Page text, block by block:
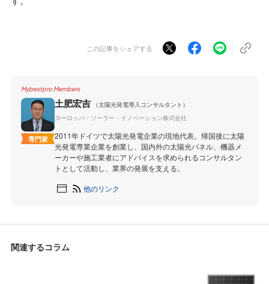
この記事をシェアする
Mybestpro Members
専門家
土肥宏吉
（太陽光発電導入コンサルタント）
ヨーロッパ・ソーラー・イノベーション株式会社
2011年ドイツで太陽光発電企業の現地代表。帰国後に太陽
光発電専業企業を創業し、国内外の太陽光パネル、機器メ
ーカーや施工業者にアドバイスを求められるコンサルタン
トとして活動し、業界の発展を支える。
他のリンク
関連するコラム